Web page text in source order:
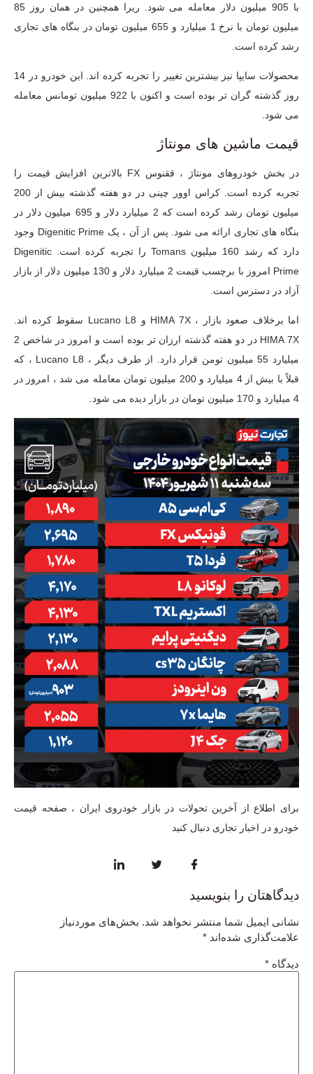
با 905 میلیون دلار معامله می شود. ریرا همچنین در همان روز 85
میلیون تومان با نرخ 1 میلیارد و 655 میلیون تومان در بنگاه های تجاری
رشد کرده است.
محصولات سایپا نیز بیشترین تغییر را تجربه کرده اند. این خودرو در 14
روز گذشته گران تر بوده است و اکنون با 922 میلیون تومانس معامله
می شود.
قیمت ماشین های مونتاژ
در بخش خودروهای مونتاژ ، ققنوس FX بالاترین افزایش قیمت را
تجربه کرده است. کراس اوور چینی در دو هفته گذشته بیش از 200
میلیون تومان رشد کرده است که 2 میلیارد دلار و 695 میلیون دلار در
بنگاه های تجاری ارائه می شود. پس از آن ، یک Digenitic Prime وجود
دارد که رشد 160 میلیون Tomans را تجربه کرده است. Digenitic
Prime امروز با برچسب قیمت 2 میلیارد دلار و 130 میلیون دلار از بازار
آزاد در دسترس است.
اما برخلاف صعود بازار ، HIMA 7X و Lucano L8 سقوط کرده اند.
HIMA 7X در دو هفته گذشته ارزان تر بوده است و امروز در شاخص 2
میلیارد 55 میلیون تومن قرار دارد. از طرف دیگر ، Lucano L8 ، که
قبلاً با بیش از 4 میلیارد و 200 میلیون تومان معامله می شد ، امروز در
4 میلیارد و 170 میلیون تومان در بازار دیده می شود.
برای اطلاع از آخرین تحولات در بازار خودروی ایران ، صفحه قیمت
خودرو در اخبار تجاری دنبال کنید
دیدگاهتان را بنویسید
نشانی ایمیل شما منتشر نخواهد شد. بخش‌های موردنیاز
علامت‌گذاری شده‌اند *
دیدگاه *